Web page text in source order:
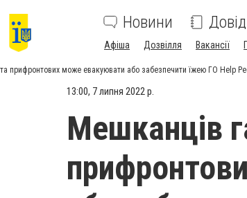
Новини
Афіша Дозвілля Вакансії
прифронтових може евакуювати або забезпечити їжею ГО Help
13:00, 7 липня 2022 р.
Мешканців